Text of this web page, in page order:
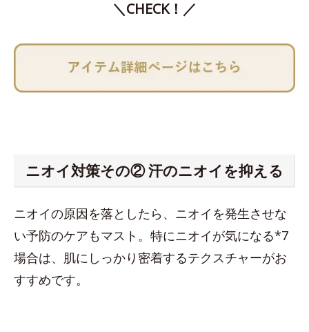
＼CHECK！／
ニオイ対策その② 汗のニオイを抑える
ニオイの原因を落としたら、ニオイを発生させな
い予防のケアもマスト。特にニオイが気になる*7
場合は、肌にしっかり密着するテクスチャーがお
すすめです。